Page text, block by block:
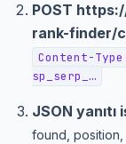
POST
rank-finder/
Content-
sp_serp_…
JSON yanıtı
found, position,